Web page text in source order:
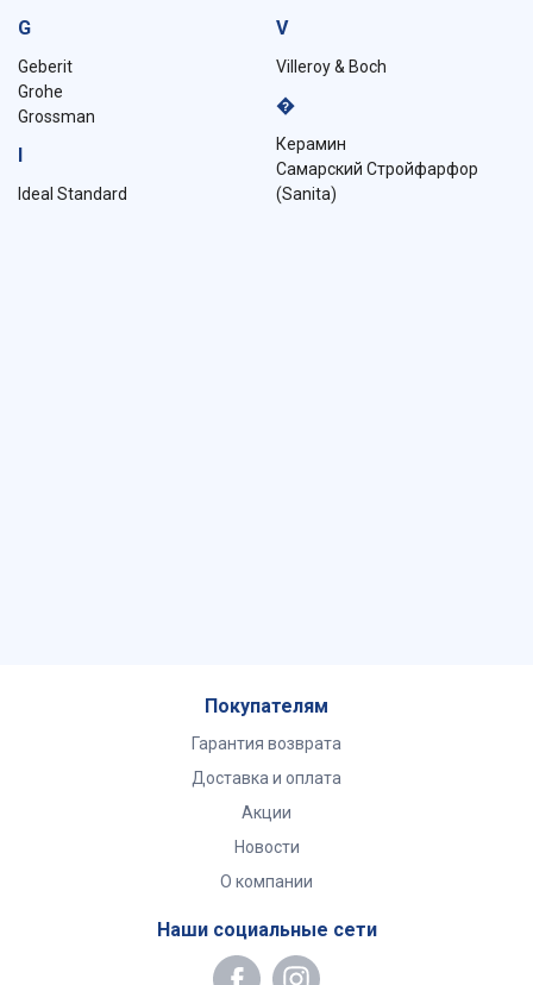
G
Geberit
Grohe
Grossman
I
Ideal Standard
V
Villeroy & Boch
�
Керамин
Самарский Стройфарфор
(Sanita)
Покупателям
Гарантия возврата
Доставка и оплата
Акции
Новости
О компании
Наши социальные сети